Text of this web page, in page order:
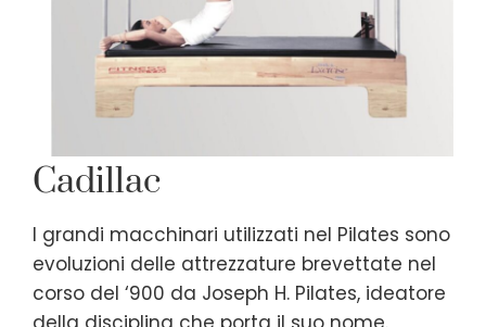
Cadillac
I grandi macchinari utilizzati nel Pilates sono
evoluzioni delle attrezzature brevettate nel
corso del ‘900 da Joseph H. Pilates, ideatore